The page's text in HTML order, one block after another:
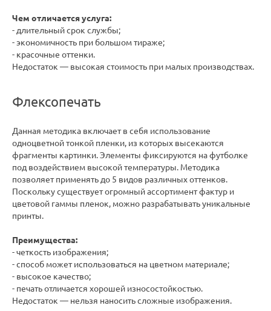
Чем отличается услуга:
- длительный срок службы;
- экономичность при большом тираже;
- красочные оттенки.
Недостаток — высокая стоимость при малых производствах.
Флексопечать
Данная методика включает в себя использование
одноцветной тонкой пленки, из которых высекаются
фрагменты картинки. Элементы фиксируются на футболке
под воздействием высокой температуры. Методика
позволяет применять до 5 видов различных оттенков.
Поскольку существует огромный ассортимент фактур и
цветовой гаммы пленок, можно разрабатывать уникальные
принты.
Преимущества:
- четкость изображения;
- способ может использоваться на цветном материале;
- высокое качество;
- печать отличается хорошей износостойкостью.
Недостаток — нельзя наносить сложные изображения.